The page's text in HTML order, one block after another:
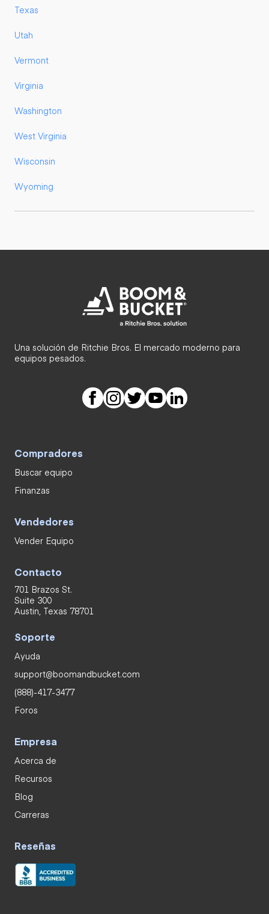
Texas
Utah
Vermont
Virginia
Washington
West Virginia
Wisconsin
Wyoming
Una solución de Ritchie Bros. El mercado moderno para
equipos pesados.
Compradores
Buscar equipo
Finanzas
Vendedores
Vender Equipo
Contacto
701 Brazos St.
Suite 300
Austin, Texas 78701
Soporte
Ayuda
support@boomandbucket.com
(888)-417-3477
Foros
Empresa
Acerca de
Recursos
Blog
Carreras
Reseñas